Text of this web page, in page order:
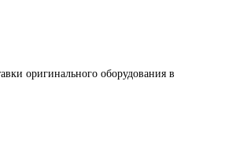
оригинального оборудования в